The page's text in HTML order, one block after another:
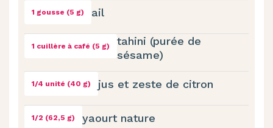
1 gousse (5 g) ail
1 cuillère à café (5 g)
tahini (purée de
sésame)
1/4 unité (40 g) jus et zeste de citron
1/2 (62,5 g) yaourt nature